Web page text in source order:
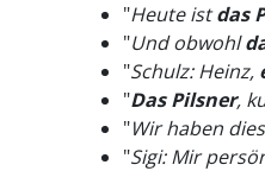
"Heute istdas
"Und obwohl
"Schulz: Heinz,
"Das Pilsner,
"Wir haben
"Sigi: Mir